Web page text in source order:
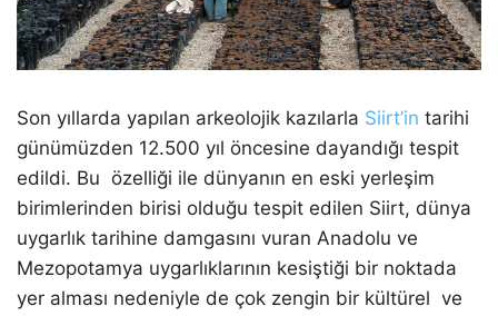
Son yıllarda yapılan arkeolojik kazılarla Siirt’in tarihi
günümüzden 12.500 yıl öncesine dayandığı tespit
edildi. Bu özelliği ile dünyanın en eski yerleşim
birimlerinden birisi olduğu tespit edilen Siirt, dünya
uygarlık tarihine damgasını vuran Anadolu ve
Mezopotamya uygarlıklarının kesiştiği bir noktada
yer alması nedeniyle de çok zengin bir kültürel ve